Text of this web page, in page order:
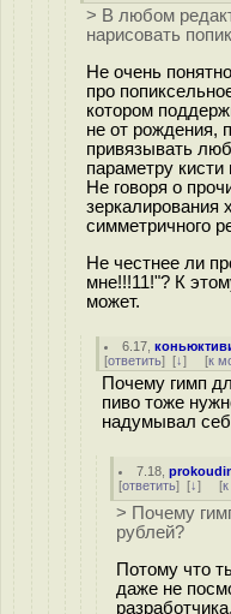
> В любом
нарисовать
Не очень
про
котором
не от рождения,
привязывать
параметру кисти
Не говоря о
зеркалирования
симметричного
Не честнее ли
мне!!!11!"? К
может.
6.17 ,
[ответить] [↓] [к
Почему гимп
пиво тоже
надумывал
7.18 ,
[ответить] [↓] [
> Почему
рублей?
Потому что
даже не
разработчика.